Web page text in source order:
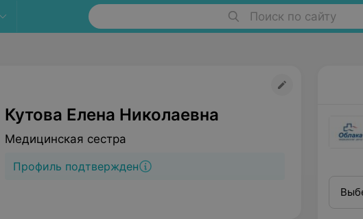
Поиск по сайту
Кутова Елена Николаевна
Медицинская сестра
Профиль подтвержден